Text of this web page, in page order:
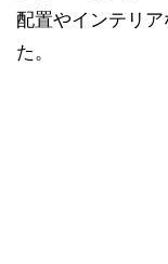
配置やインテリ
た。